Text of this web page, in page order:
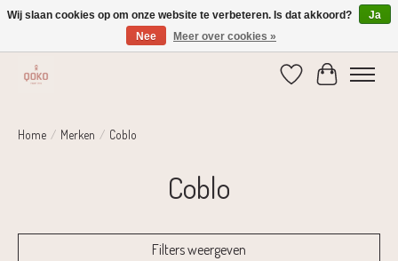
Verzending 1-2 dagen | Gratis verzending vanaf € 75,-
Verlanglijst
Home / Merken / Coblo
Coblo
Filters weergeven
Wij slaan cookies op om onze website te verbeteren. Is dat akkoord?
Ja
Nee
Meer over cookies »